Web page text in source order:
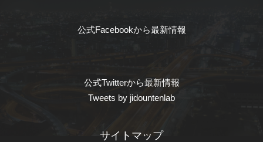
公式Facebookから最新情報
公式Twitterから最新情報
Tweets by jidountenlab
サイトマップ